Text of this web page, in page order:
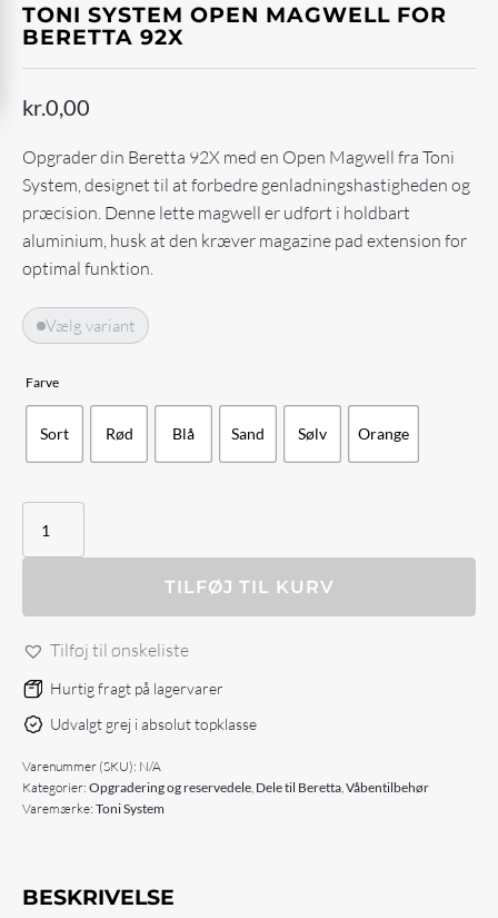
TONI SYSTEM OPEN MAGWELL FOR
BERETTA 92X
kr.0,00
Opgrader din Beretta 92X med en Open Magwell fra Toni
System, designet til at forbedre genladningshastigheden og
præcision. Denne lette magwell er udført i holdbart
aluminium, husk at den kræver magazine pad extension for
optimal funktion.
Vælg variant
Farve
Sort Rød Blå Sand Sølv Orange
Toni
Open
92X
TILFØJ TIL KURV
Tilføj til ønskeliste
Hurtig fragt på lagervarer
Udvalgt grej i absolut topklasse
Varenummer (SKU): N/A
Kategorier: Opgradering og reservedele, Dele til Beretta,Våbentilbehør
Varemærke: Toni System
BESKRIVELSE